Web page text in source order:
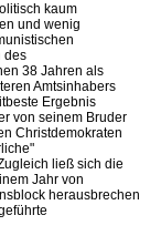
kaum
und wenig
des
38 Jahren als
Amtsinhabers
Ergebnis
von seinem Bruder
Christdemokraten
ließ sich die
Jahr von
herausbrechen